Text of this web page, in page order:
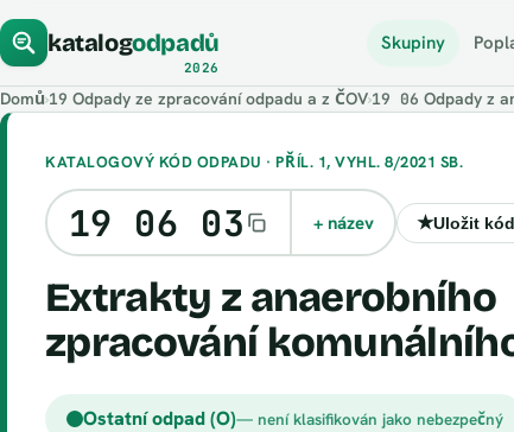
katalogodpadů
2026
Skupiny
Domů›19 Odpady ze zpracování odpadu a z ČOV›19 06 Odpady z
KATALOGOVÝ KÓD ODPADU · PŘÍL. 1, VYHL. 8/2021 SB.
19 06 03 + název ★Uložit kód
Extrakty z anaerobního
zpracování
Ostatní odpad (O)— není klasifikován jako nebezpečný